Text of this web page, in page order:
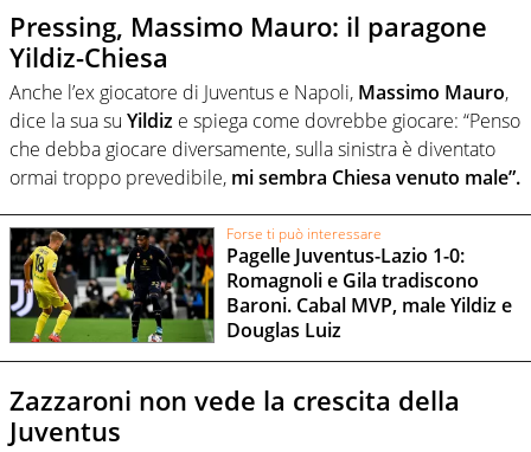
Pressing, Massimo Mauro: il paragone
Yildiz-Chiesa
Anche l’ex giocatore di Juventus e Napoli, Massimo Mauro,
dice la sua su Yildiz e spiega come dovrebbe giocare: “Penso
che debba giocare diversamente, sulla sinistra è diventato
ormai troppo prevedibile, mi sembra Chiesa venuto male”.
Forse ti può interessare
Pagelle Juventus-Lazio 1-0:
Romagnoli e Gila tradiscono
Baroni. Cabal MVP, male Yildiz e
Douglas Luiz
Zazzaroni non vede la crescita della
Juventus